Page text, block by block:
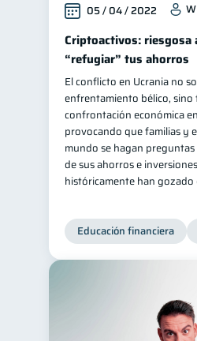
05 / 04 / 2022
Criptoactivos: riesgosa
“refugiar” tus ahorros
El conflicto en Ucrania no
enfrentamiento bélico, sino
confrontación económica
provocando que familias y
mundo se hagan
de sus ahorros e
históricamente han
Educación financiera